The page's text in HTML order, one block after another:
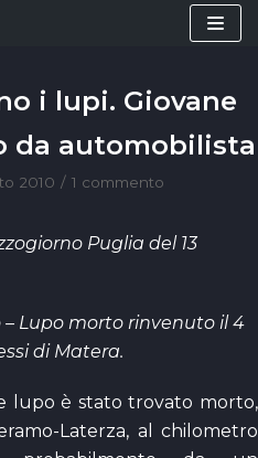
i lupi. Giovane
da automobilista
2010 1 commento
Puglia del 13
Lupo morto rinvenuto il 4
di Matera.
lupo è stato trovato morto,
Laterza, al chilometro